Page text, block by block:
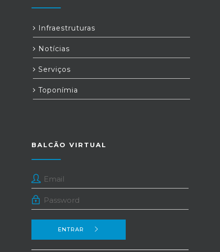
Infraestruturas
Notícias
Serviços
Toponímia
BALCÃO VIRTUAL
ENTRAR